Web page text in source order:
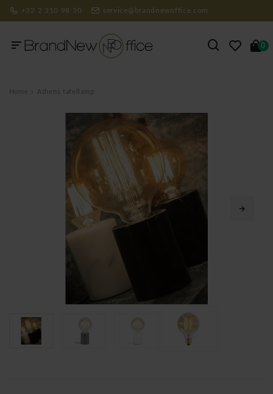
+32 2 310 98 30 service@brandnewoffice.com
0
Home Athens tafellamp